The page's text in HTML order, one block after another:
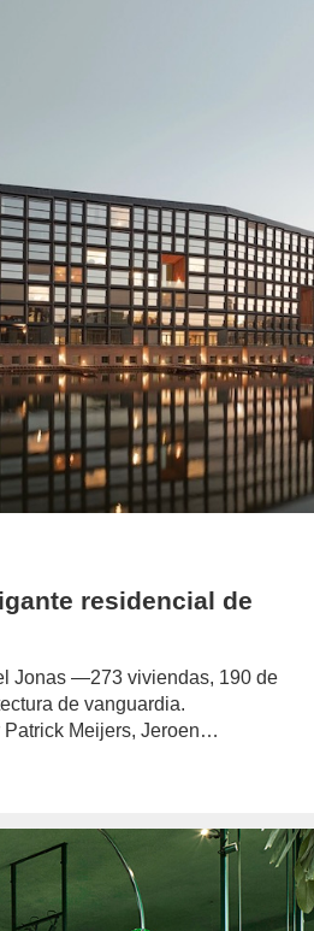
residencial de
Jonas —273 viviendas, 190 de
de vanguardia.
Patrick Meijers, Jeroen…